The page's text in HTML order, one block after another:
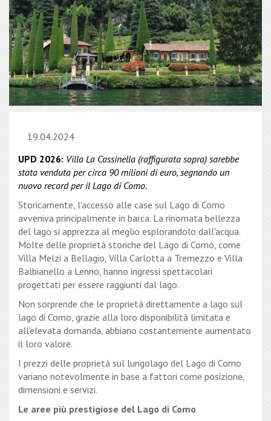
19.04.2024
UPD 2026: Villa La Cassinella (raffigurata sopra) sarebbe
stata venduta per circa 90 milioni di euro, segnando un
nuovo record per il Lago di Como.
Storicamente, l'accesso alle case sul Lago di Como
avveniva principalmente in barca. La rinomata bellezza
del lago si apprezza al meglio esplorandolo dall'acqua.
Molte delle proprietà storiche del Lago di Como, come
Villa Melzi a Bellagio, Villa Carlotta a Tremezzo e Villa
Balbianello a Lenno, hanno ingressi spettacolari
progettati per essere raggiunti dal lago.
Non sorprende che le proprietà direttamente a lago sul
lago di Como, grazie alla loro disponibilità limitata e
all'elevata domanda, abbiano costantemente aumentato
il loro valore.
I prezzi delle proprietà sul lungolago del Lago di Como
variano notevolmente in base a fattori come posizione,
dimensioni e servizi.
Le aree più prestigiose del Lago di Como